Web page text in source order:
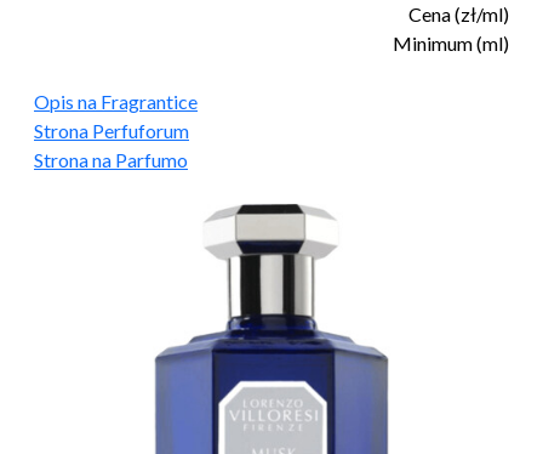
Cena (zł/ml)
Minimum (ml)
Opis na Fragrantice
Strona Perfuforum
Strona na Parfumo